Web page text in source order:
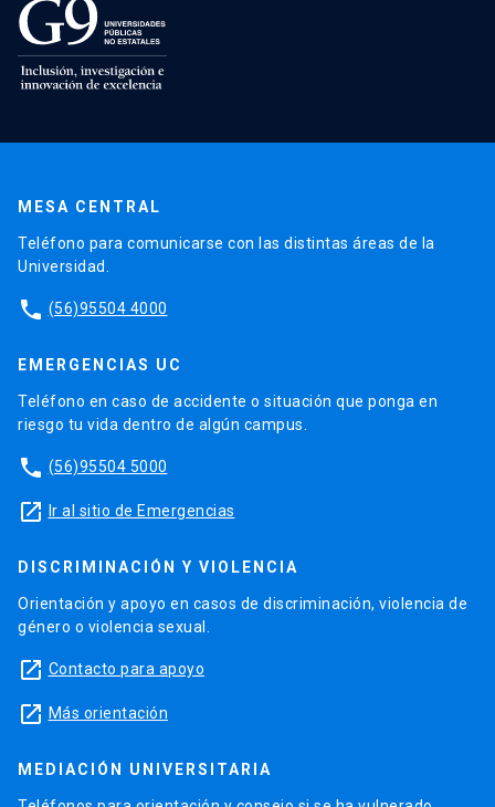
MESA CENTRAL
Teléfono para comunicarse con las distintas áreas de la
Universidad.
phone (56)95504 4000
EMERGENCIAS UC
Teléfono en caso de accidente o situación que ponga en
riesgo tu vida dentro de algún campus.
phone (56)95504 5000
launch Ir al sitio de Emergencias
DISCRIMINACIÓN Y VIOLENCIA
Orientación y apoyo en casos de discriminación, violencia de
género o violencia sexual.
launch Contacto para apoyo
launch Más orientación
MEDIACIÓN UNIVERSITARIA